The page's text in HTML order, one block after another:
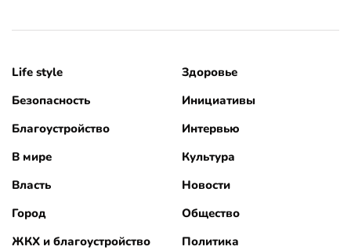
Life style
Безопасность
Благоустройство
В мире
Власть
Город
ЖКХ и благоустройство
Здоровье
Инициативы
Интервью
Культура
Новости
Общество
Политика